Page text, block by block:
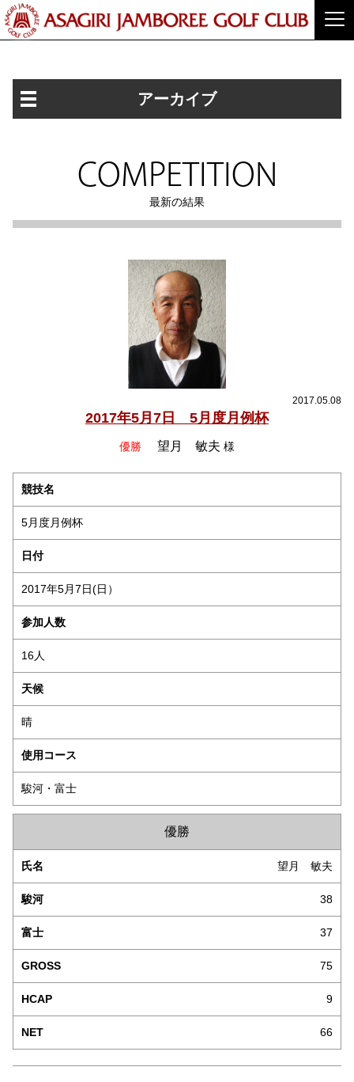
アーカイブ
COMPETITION
最新の結果
2017.05.08
2017年5月7日 5月度月例杯
優勝 望月 敏夫 様
競技名
5月度月例杯
日付
2017年5月7日(日）
参加人数
16人
天候
晴
使用コース
駿河・富士
優勝
望月 敏夫
38
37
75
9
66